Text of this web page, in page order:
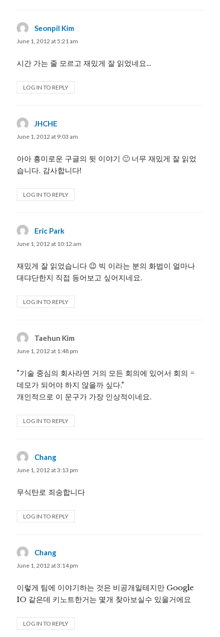
Seonpil Kim
June 1, 2012 at 5:21 am
시간 가는 줄 모르고 재밌게 잘 읽었네요…
LOG IN TO REPLY
JHCHE
June 1, 2012 at 9:03 am
아아 흥미로운 구글의 뒷 이야기 🙂 너무 재밌게 잘 읽었
습니다. 감사합니다!
LOG IN TO REPLY
Eric Park
June 1, 2012 at 10:12 am
재밌게 잘 읽었습니다 😉 빅 이라는 분의 화법이 얼마나
대댜단한지 직접 등어보고 싶어지네요.
LOG IN TO REPLY
Taehun Kim
June 1, 2012 at 1:48 pm
"기술 중심의 회사라면 거의 모든 회의에 있어서 회의 =
데모가 되어야 하지 않을까 싶다."
개인적으로 이 문구가 가장 인상적이네요.
LOG IN TO REPLY
Chang
June 1, 2012 at 3:13 pm
무식탄로 죄송합니다
LOG IN TO REPLY
Chang
June 1, 2012 at 3:14 pm
이렇게 팀에 이야기하는 것은 비공개일테지만 Google
IO 같은데 키노트한거는 몇개 찾아보실수 있을거에요
LOG IN TO REPLY